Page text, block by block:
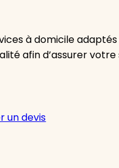
à domicile
afin d’assurer
un devis